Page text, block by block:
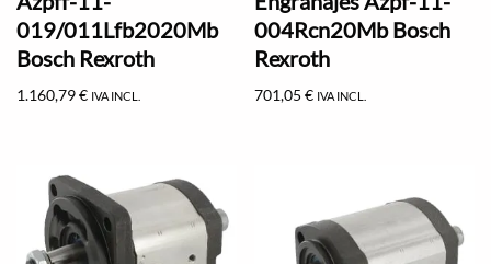
019/011Lfb2020Mb
Bosch Rexroth
1.160,79€ IVA INCL.
004Rcn20Mb Bosch
Rexroth
701,05€ IVA INCL.